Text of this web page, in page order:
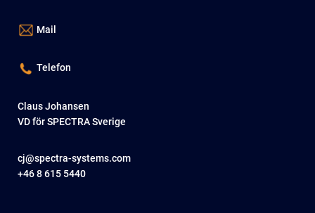
Mail
Telefon
Claus Johansen
VD för SPECTRA Sverige
cj@spectra-systems.com
+46 8 615 5440